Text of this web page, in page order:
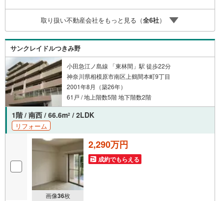
客様へ経験豊富なスタッフが親身になってお客様に合った
物件をご紹介させて頂きます！ /他社様掲載物件も併せてご
紹介可能ですのでお気軽にお問い合わせ下さい♪駐車場も
ございますので、お車でのお越しも大歓迎です！
取り扱い不動産会社をもっと見る（全6社）
サンクレイドルつきみ野
小田急江ノ島線 「東林間」駅 徒歩22分
神奈川県相模原市南区上鶴間本町9丁目
2001年8月（築26年）
61戸 / 地上階数5階 地下階数2階
1階 / 南西 / 66.6m2 / 2LDK
リフォーム
画像36枚
2,290万円
成約でもらえる